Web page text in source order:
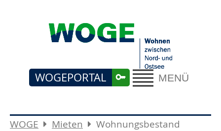
MENÜ
WOGEPORTAL
WOGE Mieten Wohnungsbestand